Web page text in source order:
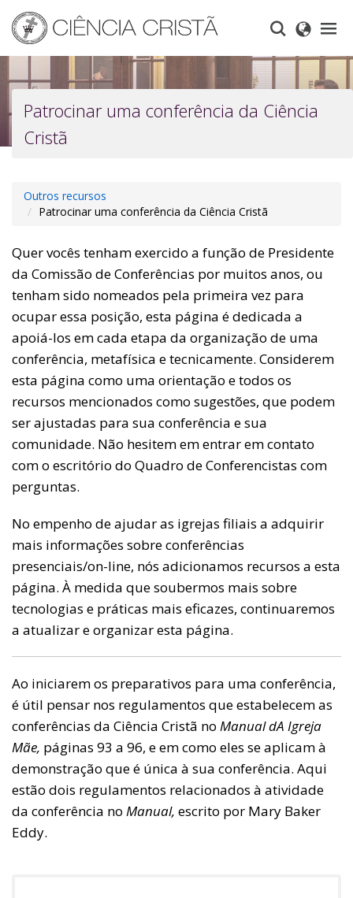
main
content
Patrocinar uma conferência da Ciência
Cristã
Outros recursos
Patrocinar uma conferência da Ciência Cristã
Quer vocês tenham exercido a função de Presidente
da Comissão de Conferências por muitos anos, ou
tenham sido nomeados pela primeira vez para
ocupar essa posição, esta página é dedicada a
apoiá-los em cada etapa da organização de uma
conferência, metafísica e tecnicamente. Considerem
esta página como uma orientação e todos os
recursos mencionados como sugestões, que podem
ser ajustadas para sua conferência e sua
comunidade. Não hesitem em entrar em contato
com o escritório do Quadro de Conferencistas com
perguntas.
No empenho de ajudar as igrejas filiais a adquirir
mais informações sobre conferências
presenciais/on-line, nós adicionamos recursos a esta
página. À medida que soubermos mais sobre
tecnologias e práticas mais eficazes, continuaremos
a atualizar e organizar esta página.
Ao iniciarem os preparativos para uma conferência,
é útil pensar nos regulamentos que estabelecem as
conferências da Ciência Cristã no Manual dA Igreja
Mãe, páginas 93 a 96, e em como eles se aplicam à
demonstração que é única à sua conferência. Aqui
estão dois regulamentos relacionados à atividade
da conferência no Manual, escrito por Mary Baker
Eddy.